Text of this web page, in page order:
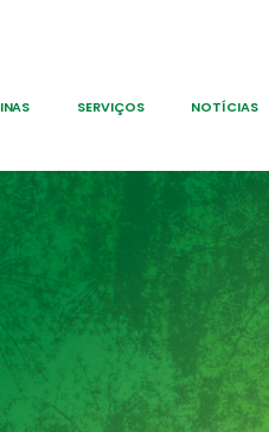
SERVIÇOS NOTÍCIAS